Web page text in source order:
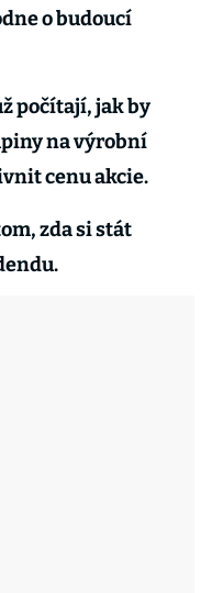
o budoucí
počítají, jak by
na výrobní
cenu akcie.
zda si stát